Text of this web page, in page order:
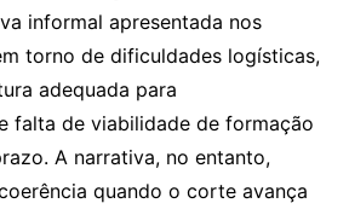
informal apresentada nos
torno de dificuldades logísticas,
adequada para
falta de viabilidade de formação
A narrativa, no entanto,
quando o corte avança